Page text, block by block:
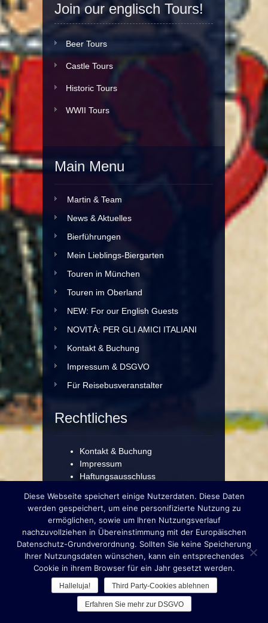
Join our englisch Tours!
Beer Tours
Castle Tours
Historic Tours
WWII Tours
Main Menu
Martin & Team
News & Aktuelles
Bierführungen
Mein Lieblings-Biergarten
Touren in München
Touren im Oberland
NEW: For our English Guests
NOVITÀ: PER GLI AMICI ITALIANI
Kontakt & Buchung
Impressum & DSGVO
Für Reisebusveranstalter
Rechtliches
Kontakt & Buchung
Impressum
Haftungsausschluss
For our English & Italian
Guests!
© München erleben... mit Martin Schega
Diese Webseite speichert einige Nutzerdaten. Diese Daten
werden gespeichert, um eine personifizierte Nutzung zu
ermöglichen, sowie um Ihren Nutzungsverlauf
nachzuvollziehen in Übereinstimmung mit der Europäischen
Datenschutz-Grundverordnung. Sollten Sie keine Speicherung
Ihrer Nutzungsdaten wünschen, kann ein entsprechendes
Cookie in ihrem Browser für ein Jahr gesetzt werden.
Halleluja! Third Party-Cookies ablehnen
Erfahren Sie mehr zur DSGVO